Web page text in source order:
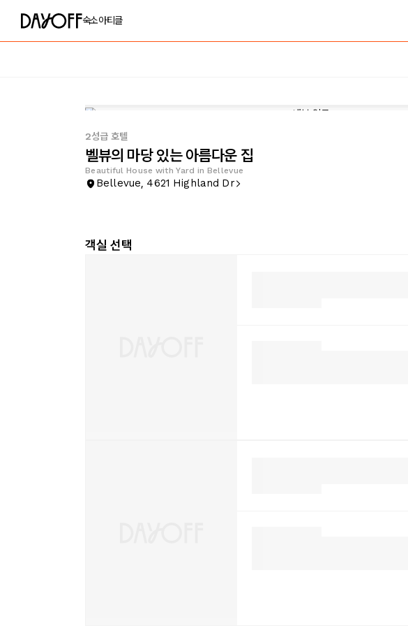
숙소아티클
2성급 호텔
벨뷰의 마당 있는 아름다운 집
Beautiful House with Yard in Bellevue
Bellevue, 4621 Highland Dr
객실 선택